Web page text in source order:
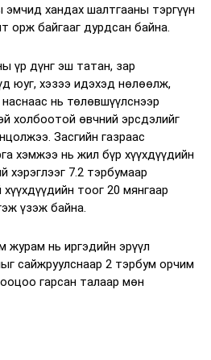
хандах шалтгааны тэргүүн
орж байгааг дурдсан байна.
үр дүнг эш татан, зар
юуг, хэзээ идэхэд нөлөөлж,
нь төлөвшүүлснээр
холбоотой өвчний эрсдэлийг
Засгийн газраас
хэмжээ нь жил бүр хүүхдүүдийн
хэрэглээг 7.2 тэрбумаар
тоог 20 мянгаар
үзэж байна.
журам нь иргэдийн эрүүл
сайжруулснаар 2 тэрбум орчим
гарсан талаар мөн